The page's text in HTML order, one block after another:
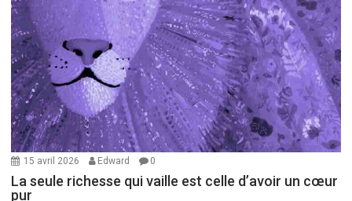
15 avril 2026 Edward 0
La seule richesse qui vaille est celle d’avoir un cœur
pur